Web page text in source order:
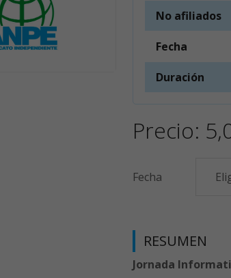
No afiliados
Fecha
Duración
Precio:
Fecha
RESUMEN
Jornada